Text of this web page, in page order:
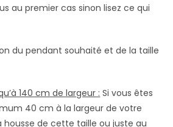
au premier cas sinon lisez ce qui
du pendant souhaité et de la taille
140 cm de largeur : Si vous êtes
40 cm à la largeur de votre
housse de cette taille ou juste au